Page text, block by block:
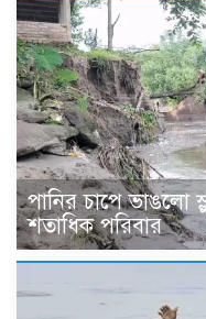
পানির চাপে ভাঙলো
শতাধিক পরিবার